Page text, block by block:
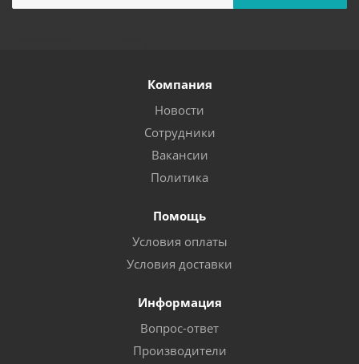
Компания
Новости
Сотрудники
Вакансии
Политика
Помощь
Условия оплаты
Условия доставки
Информация
Вопрос-ответ
Производители